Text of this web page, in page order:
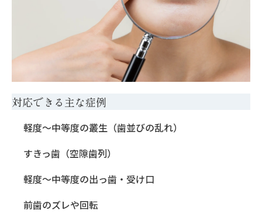
対応できる主な症例
軽度〜中等度の叢生（歯並びの乱れ）
すきっ歯（空隙歯列）
軽度〜中等度の出っ歯・受け口
前歯のズレや回転